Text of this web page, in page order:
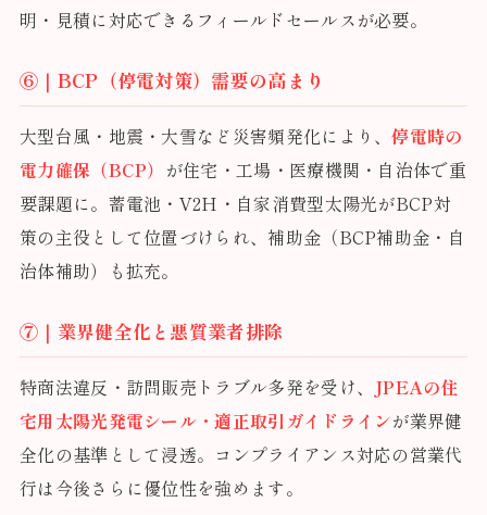
明・見積に対応できるフィールドセールスが必要。
⑥｜BCP（停電対策）需要の高まり
大型台風・地震・大雪など災害頻発化により、停電時の
電力確保（BCP） が住宅・工場・医療機関・自治体で重
要課題に。蓄電池・V2H・自家消費型太陽光がBCP対
策の主役として位置づけられ、補助金（BCP補助金・自
治体補助）も拡充。
⑦｜業界健全化と悪質業者排除
特商法違反・訪問販売トラブル多発を受け、 JPEAの住
宅用太陽光発電シール・適正取引ガイドラインが業界健
全化の基準として浸透。コンプライアンス対応の営業代
行は今後さらに優位性を強めます。